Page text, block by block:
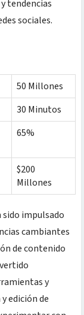
tendencias
sociales.
50 Millones
30 Minutos
65%
$200
Millones
impulsado
cambiantes
de contenido
y
edición de